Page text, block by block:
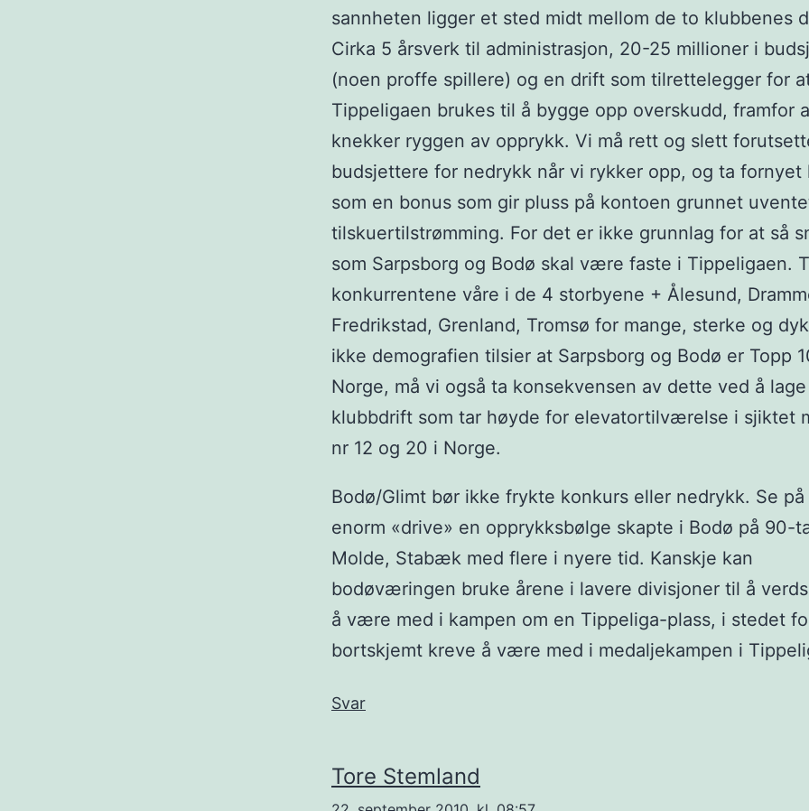
sannheten ligger et sted midt mellom de to klubbenes
Cirka 5 årsverk til administrasjon, 20-25 millioner i
(noen proffe spillere) og en drift som tilrettelegger for
Tippeligaen brukes til å bygge opp overskudd, framfor
knekker ryggen av opprykk. Vi må rett og slett
budsjettere for nedrykk når vi rykker opp, og ta fornyet
som en bonus som gir pluss på kontoen grunnet
tilskuertilstrømming. For det er ikke grunnlag for at så
som Sarpsborg og Bodø skal være faste i Tippeligaen.
konkurrentene våre i de 4 storbyene + Ålesund,
Fredrikstad, Grenland, Tromsø for mange, sterke og
ikke demografien tilsier at Sarpsborg og Bodø er Topp
Norge, må vi også ta konsekvensen av dette ved å
klubbdrift som tar høyde for elevatortilværelse i sjiktet
nr 12 og 20 i Norge.
Bodø/Glimt bør ikke frykte konkurs eller nedrykk. Se
enorm «drive» en opprykksbølge skapte i Bodø på 90-
Molde, Stabæk med flere i nyere tid. Kanskje kan
bodøværingen bruke årene i lavere divisjoner til å
å være med i kampen om en Tippeliga-plass, i stedet
bortskjemt kreve å være med i medaljekampen i
Svar
Tore Stemland